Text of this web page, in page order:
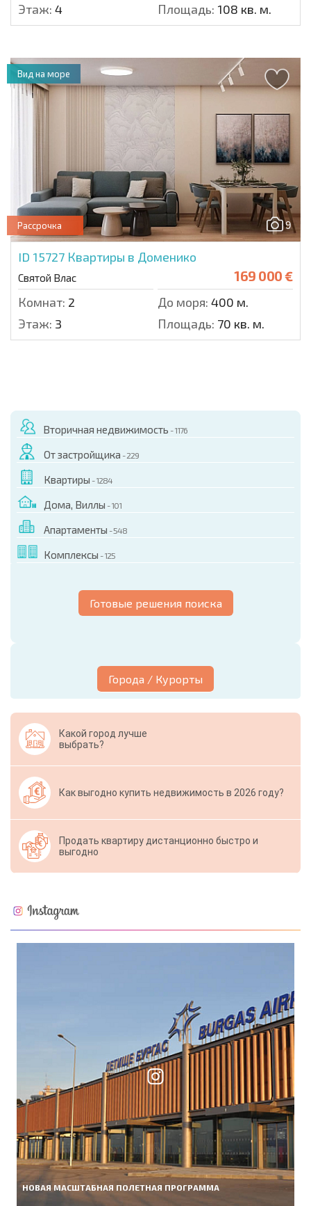
Этаж: 4 Площадь: 108 кв. м.
9
Рассрочка
ID 15727 Квартиры в Доменико
Святой Влас 169 000 €
Комнат: 2 До моря: 400 м.
Этаж: 3 Площадь: 70 кв. м.
Вид на море
Вторичная недвижимость - 1176
От застройщика - 229
Квартиры - 1284
Дома, Виллы - 101
Апартаменты - 548
Комплексы - 125
Готовые решения поиска
Города / Курорты
Какой город лучше
выбрать?
Как выгодно купить недвижимость в 2026 году?
Продать квартиру дистанционно быстро и
выгодно
НОВАЯ МАСШТАБНАЯ ПОЛЕТНАЯ ПРОГРАММА